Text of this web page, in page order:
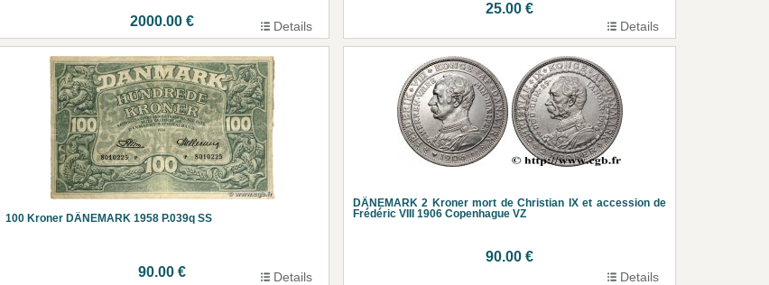
2000.00 € Details
25.00 €
Details
100 Kroner DÄNEMARK 1958 P.039q SS
90.00 € Details
DÄNEMARK 2 Kroner mort de Christian IX et accession de
Frédéric VIII 1906 Copenhague VZ
90.00 €
Details